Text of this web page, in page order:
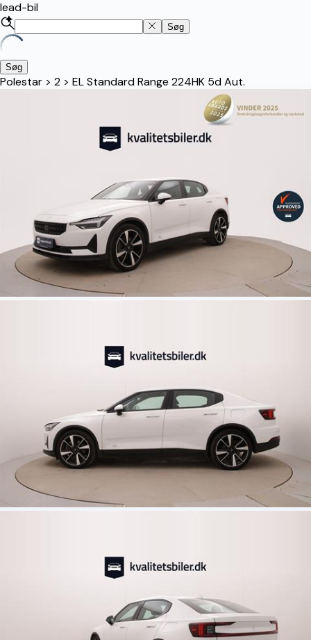
lead-bil
Søg
Søg
Polestar > 2 > EL Standard Range 224HK 5d Aut.